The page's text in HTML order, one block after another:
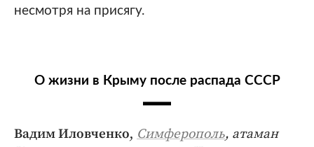
несмотря на присягу.
О жизни в Крыму после распада СССР
Вадим Иловченко, Симферополь, атаман